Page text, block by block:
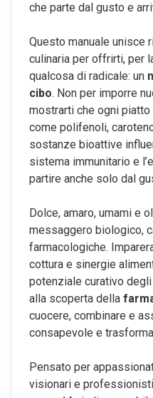
che parte dal gusto e
Questo manuale unisce
culinaria per offrirti, per
qualcosa di radicale: un
cibo. Non per imporre
mostrarti che ogni piatto
come polifenoli,
sostanze bioattive
sistema immunitario e
partire anche solo dal
Dolce, amaro, umami e
messaggero biologico,
farmacologiche.
cottura e sinergie
potenziale curativo
alla scoperta della
cuocere, combinare e
consapevole e
Pensato per
visionari e